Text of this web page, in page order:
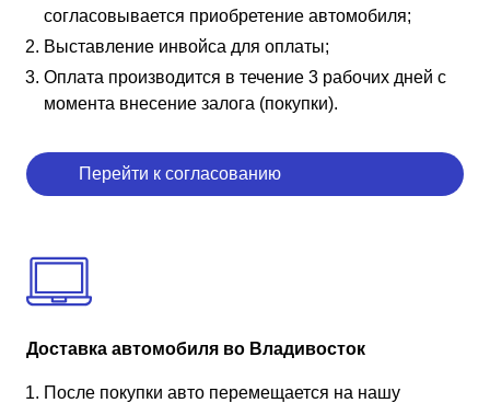
согласовывается приобретение автомобиля;
Выставление инвойса для оплаты;
Оплата производится в течение 3 рабочих дней с
момента внесение залога (покупки).
Перейти к согласованию
Доставка автомобиля во Владивосток
После покупки авто перемещается на нашу